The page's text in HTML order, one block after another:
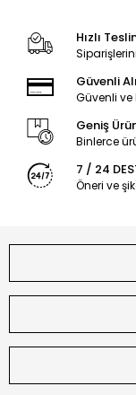
Hızlı
Güvenli
Güvenli
Geniş
Binlerce
7 / 24
Öneri ve